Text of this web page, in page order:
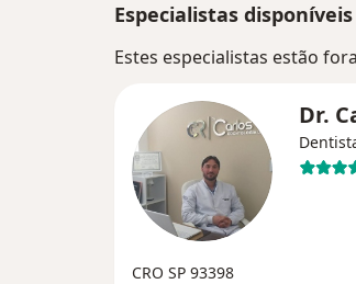
Especialistas disponíveis
Estes especialistas estão
Dr.
CRO SP 93398